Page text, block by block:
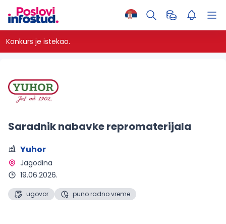
Konkurs je istekao.
Saradnik nabavke repromaterijala
Yuhor
Jagodina
19.06.2026.
ugovor puno radno vreme